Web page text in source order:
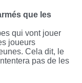
que les
qui vont jouer
joueurs
Cela dit, le
pas de les